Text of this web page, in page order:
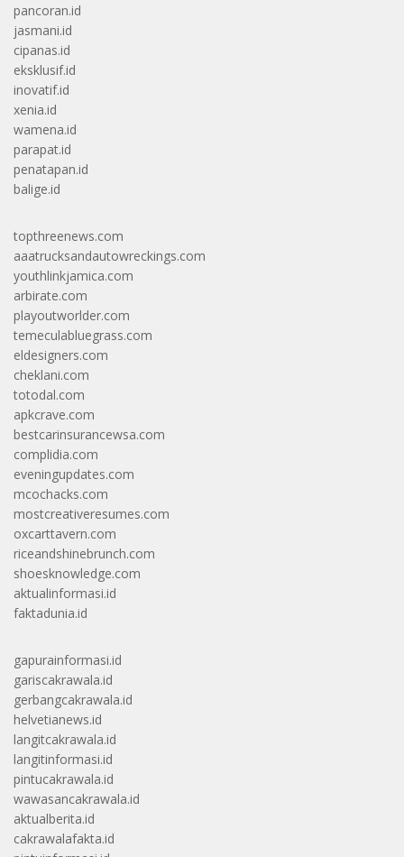
pancoran.id
jasmani.id
cipanas.id
eksklusif.id
inovatif.id
xenia.id
wamena.id
parapat.id
penatapan.id
balige.id
topthreenews.com
aaatrucksandautowreckings.com
youthlinkjamica.com
arbirate.com
playoutworlder.com
temeculabluegrass.com
eldesigners.com
cheklani.com
totodal.com
apkcrave.com
bestcarinsurancewsa.com
complidia.com
eveningupdates.com
mcochacks.com
mostcreativeresumes.com
oxcarttavern.com
riceandshinebrunch.com
shoesknowledge.com
aktualinformasi.id
faktadunia.id
gapurainformasi.id
gariscakrawala.id
gerbangcakrawala.id
helvetianews.id
langitcakrawala.id
langitinformasi.id
pintucakrawala.id
wawasancakrawala.id
aktualberita.id
cakrawalafakta.id